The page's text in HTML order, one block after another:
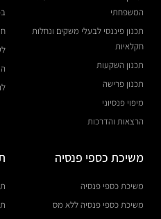
המשפחתי
תכנון פיננסי לבעלי משקים ונחלות
חקלאיות
תכנון השקעות
תכנון פרישה
מיפוי פנסיוני
הרצאות והדרכות
משיכת כספי פנסיה
משיכת כספי פנסיה
משיכת כספי פנסיה ללא מס